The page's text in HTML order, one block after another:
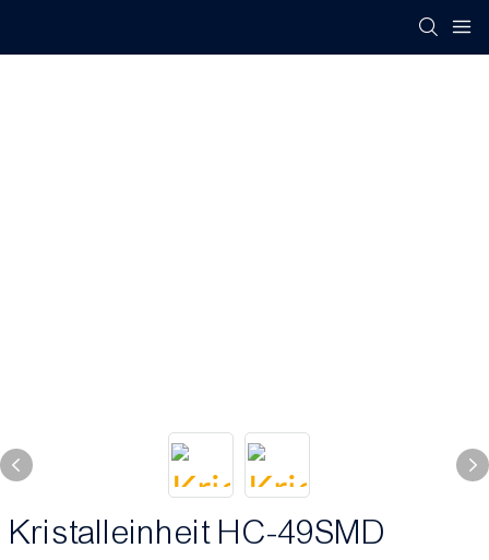
Kristalleinheit HC-49SMD